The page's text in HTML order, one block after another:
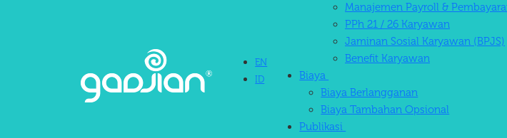
EN
ID
Manajemen Payroll &
PPh 21 / 26 Karyawan
Jaminan Sosial Karyawan (BPJS)
Benefit Karyawan
Biaya
Biaya Berlangganan
Biaya Tambahan Opsional
Publikasi